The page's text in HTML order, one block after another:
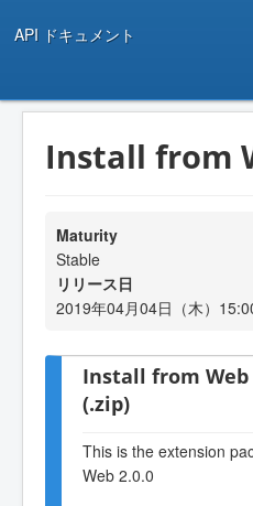
API ドキュメント
Install from
Maturity
Stable
リリース日
2019年04月04日（木）
Install from Web
(.zip)
This is the extension
Web 2.0.0